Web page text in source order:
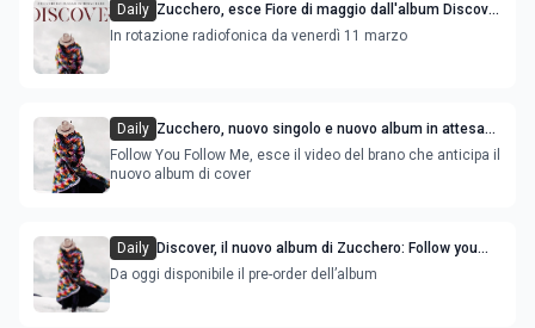
Daily Zucchero, esce Fiore di maggio dall'album Discover
in attesa dei 14 live all'Arena di Verona
In rotazione radiofonica da venerdì 11 marzo
Daily Zucchero, nuovo singolo e nuovo album in attesa
del tour all'Arena di Verona
Follow You Follow Me, esce il video del brano che anticipa il
nuovo album di cover
Daily Discover, il nuovo album di Zucchero: Follow you
follow me è il primo singolo estratto
Da oggi disponibile il pre-order dell’album